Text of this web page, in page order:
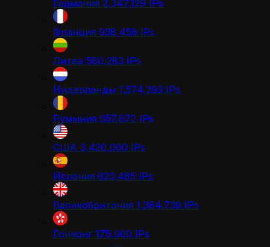
Германия 2,347,129 IPs
Франция 938,458 IPs
Литва 580,283 IPs
Нидерланды 1,574,293 IPs
Румыния 657,872 IPs
США 3,420,000 IPs
Испания 823,485 IPs
Великобритания 1,364,739 IPs
Гонконг 175,000 IPs